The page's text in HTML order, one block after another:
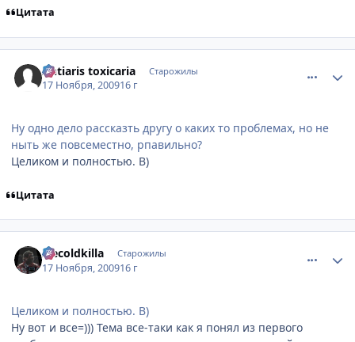
Цитата
Antiaris toxicaria Старожилы
17 Ноября, 200916 г
Ну одно дело рассказть другу о каких то проблемах, но не
ныть же повсеместно, рпавильно?
Целиком и полностью. B)
Цитата
Icecoldkilla Старожилы
17 Ноября, 200916 г
Целиком и полностью. B)
Ну вот и все=))) Тема все-таки как я понял из первого